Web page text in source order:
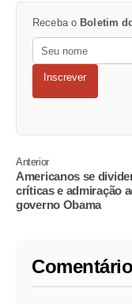
Receba o Boletim
Inscrever
Anterior
Americanos se
críticas e admiração
governo Obama